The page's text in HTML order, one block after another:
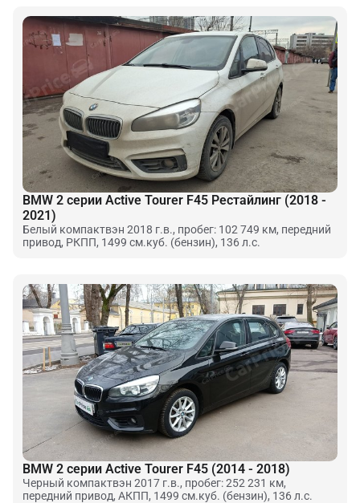
BMW 2 серии Active Tourer F45 Рестайлинг (2018 -
2021)
Белый компактвэн 2018 г.в., пробег: 102 749 км, передний
привод, РКПП, 1499 см.куб. (бензин), 136 л.с.
BMW 2 серии Active Tourer F45 (2014 - 2018)
Черный компактвэн 2017 г.в., пробег: 252 231 км,
передний привод, АКПП, 1499 см.куб. (бензин), 136 л.с.